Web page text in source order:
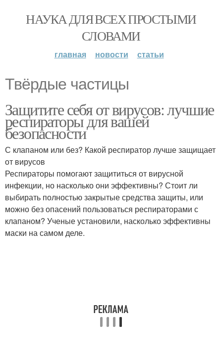
НАУКА ДЛЯ ВСЕХ ПРОСТЫМИ
СЛОВАМИ
главная новости статьи
Твёрдые частицы
Защитите себя от вирусов: лучшие
респираторы для вашей
безопасности
С клапаном или без? Какой респиратор лучше защищает
от вирусов
Респираторы помогают защититься от вирусной
инфекции, но насколько они эффективны? Стоит ли
выбирать полностью закрытые средства защиты, или
можно без опасений пользоваться респираторами с
клапаном? Ученые установили, насколько эффективны
маски на самом деле.